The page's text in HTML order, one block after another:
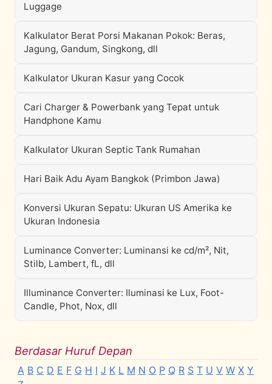
Luggage
Kalkulator Berat Porsi Makanan Pokok: Beras,
Jagung, Gandum, Singkong, dll
Kalkulator Ukuran Kasur yang Cocok
Cari Charger & Powerbank yang Tepat untuk
Handphone Kamu
Kalkulator Ukuran Septic Tank Rumahan
Hari Baik Adu Ayam Bangkok (Primbon Jawa)
Konversi Ukuran Sepatu: Ukuran US Amerika ke
Ukuran Indonesia
Luminance Converter: Luminansi ke cd/m², Nit,
Stilb, Lambert, fL, dll
Illuminance Converter: Iluminasi ke Lux, Foot-
Candle, Phot, Nox, dll
Berdasar Huruf Depan
A B C D E F G H I J K L M N O P Q R S T U V W X Y